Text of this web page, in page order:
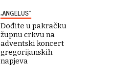
„ANGELUS“
Dođite u pakračku
župnu crkvu na
adventski koncert
gregorijanskih
napjeva